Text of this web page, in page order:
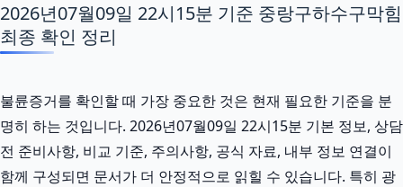
2026년07월09일 22시15분 기준 중랑구하수구막힘
최종 확인 정리
불륜증거를 확인할 때 가장 중요한 것은 현재 필요한 기준을 분
명히 하는 것입니다. 2026년07월09일 22시15분 기본 정보, 상담
전 준비사항, 비교 기준, 주의사항, 공식 자료, 내부 정보 연결이
함께 구성되면 문서가 더 안정적으로 읽힐 수 있습니다. 특히 광